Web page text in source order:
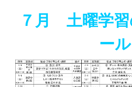
７月 土曜学習
ール